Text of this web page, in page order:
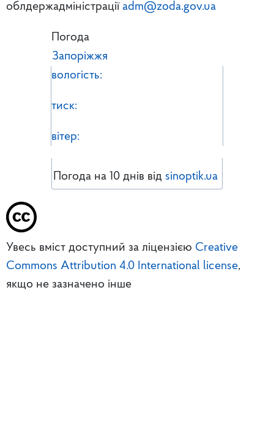
облдержадміністрації adm@zoda.gov.ua
Погода
Запоріжжя
вологість:
тиск:
вітер:
Погода на 10 днів від sinoptik.ua
Увесь вміст доступний за ліцензією Creative
Commons Attribution 4.0 International license,
якщо не зазначено інше